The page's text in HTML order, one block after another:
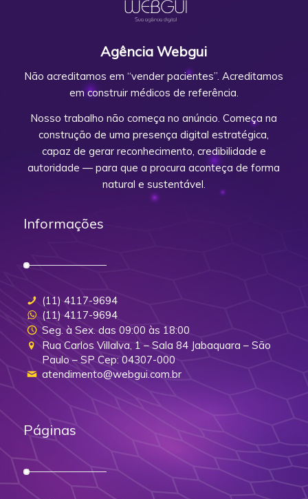
Agência Webgui
Não acreditamos em “vender pacientes”. Acreditamos
em construir médicos de referência.
Nosso trabalho não começa no anúncio. Começa na
construção de uma presença digital estratégica,
capaz de gerar reconhecimento, credibilidade e
autoridade — para que a procura aconteça de forma
natural e sustentável.
Informações
(11) 4117-9694
(11) 4117-9694
Seg. à Sex. das 09:00 às 18:00
Rua Carlos Villalva, 1 – Sala 84 Jabaquara – São
Paulo – SP Cep: 04307-000
atendimento@webgui.com.br
Páginas